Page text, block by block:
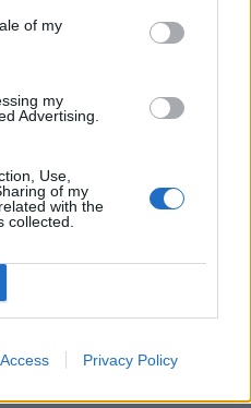
of my
my
Advertising.
Use,
of my
with the
collected.
Privacy Policy
Ranstorp